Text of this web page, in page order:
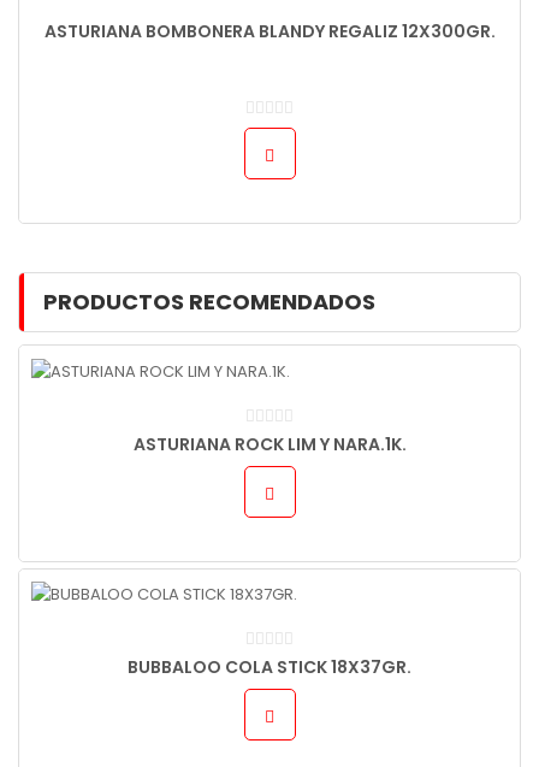
ASTURIANA BOMBONERA BLANDY REGALIZ 12X300GR.
PRODUCTOS RECOMENDADOS
ASTURIANA ROCK LIM Y NARA.1K.
BUBBALOO COLA STICK 18X37GR.